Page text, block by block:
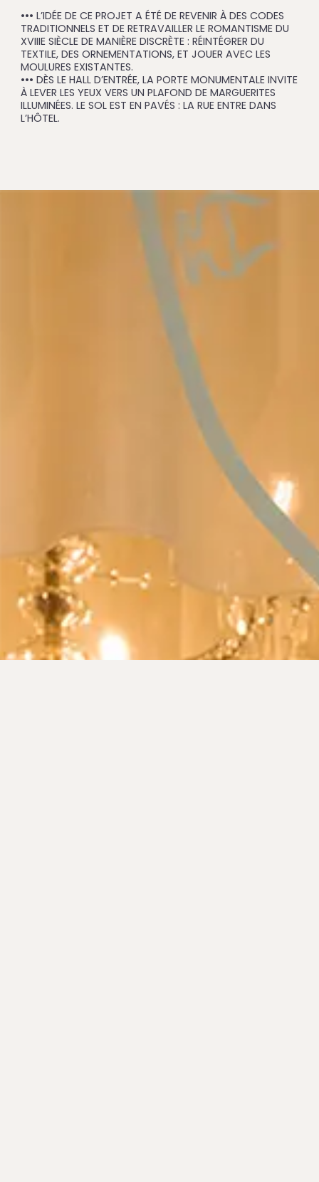
••• L’IDÉE DE CE PROJET A ÉTÉ DE REVENIR À DES CODES
TRADITIONNELS ET DE RETRAVAILLER LE ROMANTISME DU
XVIIIE SIÈCLE DE MANIÈRE DISCRÈTE : RÉINTÉGRER DU
TEXTILE, DES ORNEMENTATIONS, ET JOUER AVEC LES
MOULURES EXISTANTES.
••• DÈS LE HALL D’ENTRÉE, LA PORTE MONUMENTALE INVITE
À LEVER LES YEUX VERS UN PLAFOND DE MARGUERITES
ILLUMINÉES. LE SOL EST EN PAVÉS : LA RUE ENTRE DANS
L’HÔTEL.